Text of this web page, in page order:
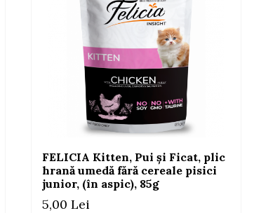
FELICIA Kitten, Pui și Ficat, plic
hrană umedă fără cereale pisici
junior, (în aspic), 85g
5,00 Lei